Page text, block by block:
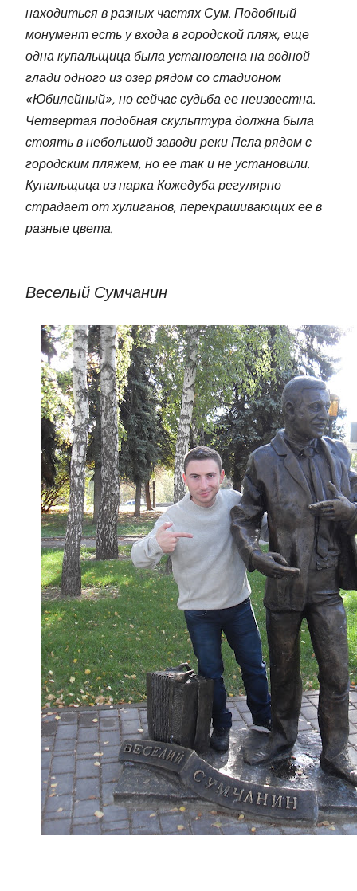
находиться в разных частях Сум. Подобный
монумент есть у входа в городской пляж, еще
одна купальщица была установлена на водной
глади одного из озер рядом со стадионом
«Юбилейный», но сейчас судьба ее неизвестна.
Четвертая подобная скульптура должна была
стоять в небольшой заводи реки Псла рядом с
городским пляжем, но ее так и не установили.
Купальщица из парка Кожедуба регулярно
страдает от хулиганов, перекрашивающих ее в
разные цвета.
Веселый Сумчанин